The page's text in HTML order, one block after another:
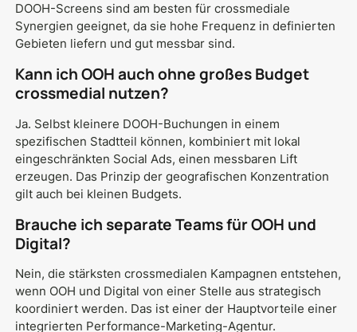
DOOH-Screens sind am besten für crossmediale
Synergien geeignet, da sie hohe Frequenz in definierten
Gebieten liefern und gut messbar sind.
Kann ich OOH auch ohne großes Budget
crossmedial nutzen?
Ja. Selbst kleinere DOOH-Buchungen in einem
spezifischen Stadtteil können, kombiniert mit lokal
eingeschränkten Social Ads, einen messbaren Lift
erzeugen. Das Prinzip der geografischen Konzentration
gilt auch bei kleinen Budgets.
Brauche ich separate Teams für OOH und
Digital?
Nein, die stärksten crossmedialen Kampagnen entstehen,
wenn OOH und Digital von einer Stelle aus strategisch
koordiniert werden. Das ist einer der Hauptvorteile einer
integrierten Performance-Marketing-Agentur.